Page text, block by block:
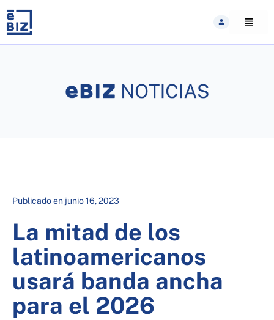
content
Publicado en junio 16, 2023
La mitad de los
latinoamericanos
usará banda ancha
para el 2026